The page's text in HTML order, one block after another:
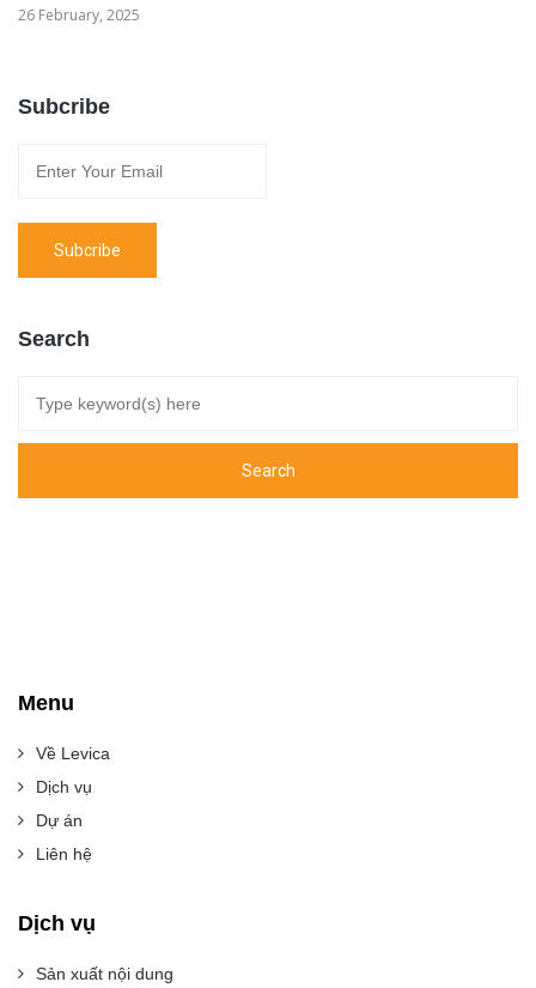
26 February, 2025
Subcribe
Search
Menu
Về Levica
Dịch vụ
Dự án
Liên hệ
Dịch vụ
Sản xuất nội dung